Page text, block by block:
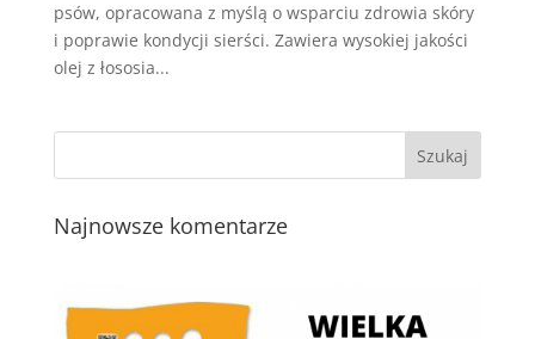
psów, opracowana z myślą o wsparciu zdrowia skóry
i poprawie kondycji sierści. Zawiera wysokiej jakości
olej z łososia...
Najnowsze komentarze